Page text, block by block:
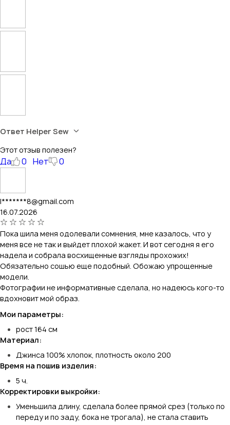
Ответ Helper Sew
Этот отзыв полезен?
Да 0 Нет 0
l*******8@gmail.com
16.07.2026
Пока шила меня одолевали сомнения, мне казалось, что у
меня все не так и выйдет плохой жакет. И вот сегодня я его
надела и собрала восхищенные взгляды прохожих!
Обязательно сошью еще подобный. Обожаю упрощенные
модели.
Фотографии не информативные сделала, но надеюсь кого-то
вдохновит мой образ.
Мои параметры:
рост 164 см
Материал:
Джинса 100% хлопок, плотность около 200
Время на пошив изделия:
5 ч.
Корректировки выкройки:
Уменьшила длину, сделала более прямой срез (только по
переду и по заду, бока не трогала), не стала ставить